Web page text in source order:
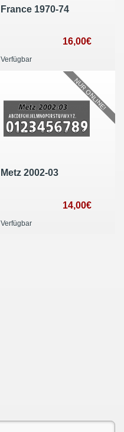
France 1970-74
16,00€
Verfügbar
Metz 2002-03
14,00€
Verfügbar
NUR ONLINE!